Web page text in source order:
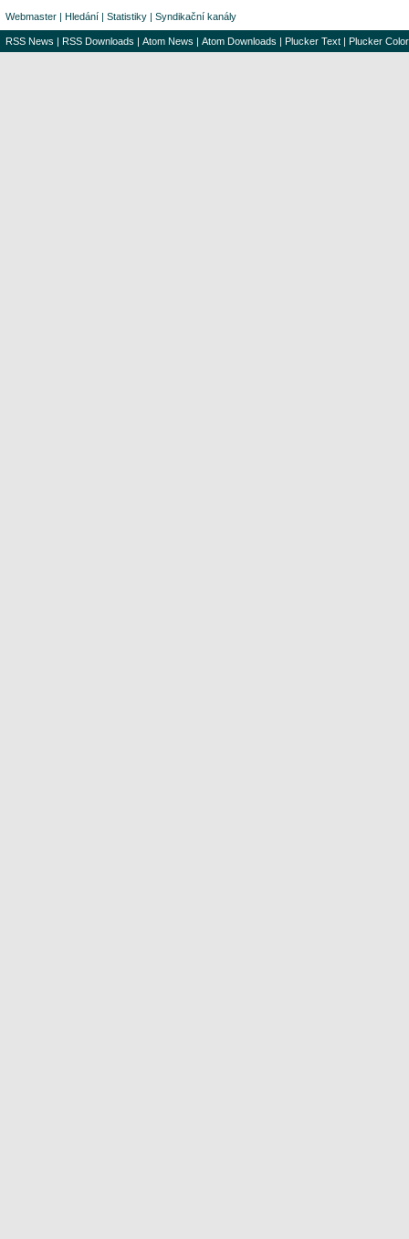
Webmaster | Hledání | Statistiky | Syndikační kanály
RSS News | RSS Downloads | Atom News | Atom Downloads | Plucker Text | Plucker Color